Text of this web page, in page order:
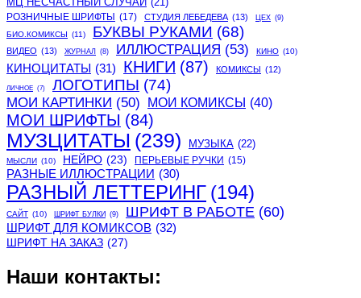
РОЗНИЧНЫЕ ШРИФТЫ (17) СТУДИЯ ЛЕБЕДЕВА (13) ЦЕХ (9)
БИО.КОМИКСЫ (11) БУКВЫ РУКАМИ (68)
ВИДЕО (13) ЖУРНАЛ (8) ИЛЛЮСТРАЦИЯ (53) КИНО (10)
КИНОЦИТАТЫ (31) КНИГИ (87) КОМИКСЫ (12)
ЛИЧНОЕ (7) ЛОГОТИПЫ (74)
МОИ КАРТИНКИ (50) МОИ КОМИКСЫ (40)
МОИ ШРИФТЫ (84)
МУЗЦИТАТЫ (239) МУЗЫКА (22)
МЫСЛИ (10) НЕЙРО (23) ПЕРЬЕВЫЕ РУЧКИ (15)
РАЗНЫЕ ИЛЛЮСТРАЦИИ (30)
РАЗНЫЙ ЛЕТТЕРИНГ (194)
САЙТ (10) ШРИФТ БУЛКИ (9) ШРИФТ В РАБОТЕ (60)
ШРИФТ ДЛЯ КОМИКСОВ (32)
ШРИФТ НА ЗАКАЗ (27)
Наши контакты: